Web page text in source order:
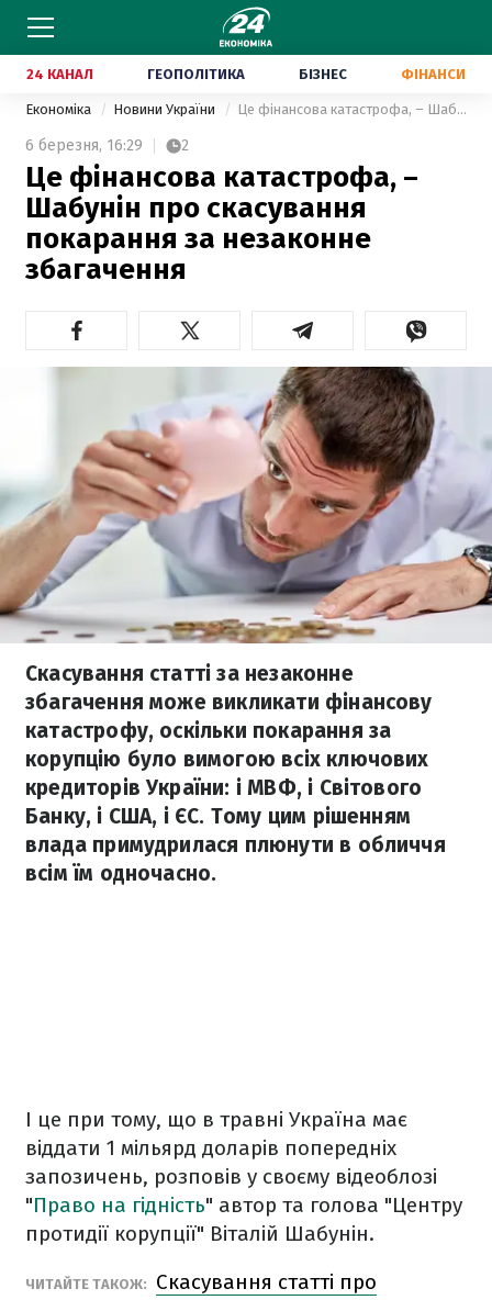
24 КАНАЛ ГЕОПОЛІТИКА БІЗНЕС ФІНАНСИ
Економіка Новини України Це фінансова катастрофа, – Шабунін про скасування покарання за незаконне збагачення
6 березня, 16:29 2
Це фінансова катастрофа, –
Шабунін про скасування
покарання за незаконне
збагачення
Скасування статті за незаконне
збагачення може викликати фінансову
катастрофу, оскільки покарання за
корупцію було вимогою всіх ключових
кредиторів України: і МВФ, і Світового
Банку, і США, і ЄС. Тому цим рішенням
влада примудрилася плюнути в обличчя
всім їм одночасно.
І це при тому, що в травні Україна має
віддати 1 мільярд доларів попередніх
запозичень, розповів у своєму відеоблозі
"Право на гідність" автор та голова "Центру
протидії корупції" Віталій Шабунін.
ЧИТАЙТЕ ТАКОЖ:
Скасування статті про